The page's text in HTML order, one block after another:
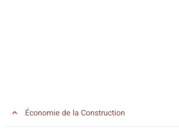
Économie de la Construction